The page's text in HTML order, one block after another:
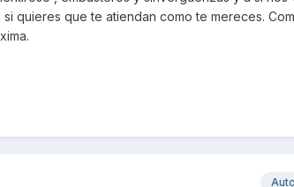
quieres que te atiendan como te mereces.